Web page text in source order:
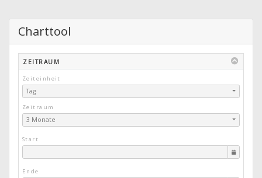
Charttool
ZEITRAUM
Zeiteinheit
Tag
Zeitraum
3 Monate
Start
Ende